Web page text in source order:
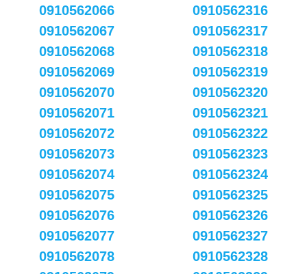
0910562066
0910562067
0910562068
0910562069
0910562070
0910562071
0910562072
0910562073
0910562074
0910562075
0910562076
0910562077
0910562078
0910562316
0910562317
0910562318
0910562319
0910562320
0910562321
0910562322
0910562323
0910562324
0910562325
0910562326
0910562327
0910562328